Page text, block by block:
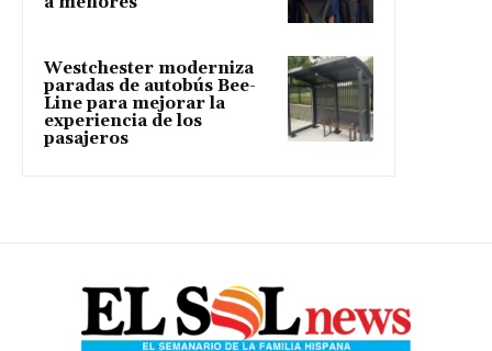
Westchester moderniza
paradas de autobús Bee-
Line para mejorar la
experiencia de los
pasajeros